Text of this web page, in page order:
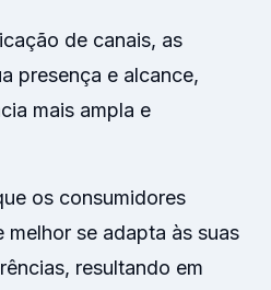
de canais, as
presença e alcance,
mais ampla e
os consumidores
melhor se adapta às suas
resultando em